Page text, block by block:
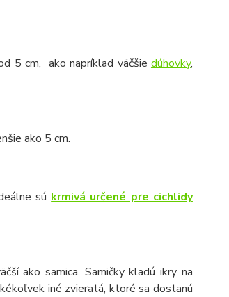
5 cm, ako napríklad väčšie dúhovky,
ako 5 cm.
sú krmivá určené pre cichlidy
ako samica. Samičky kladú ikry na
iné zvieratá, ktoré sa dostanú